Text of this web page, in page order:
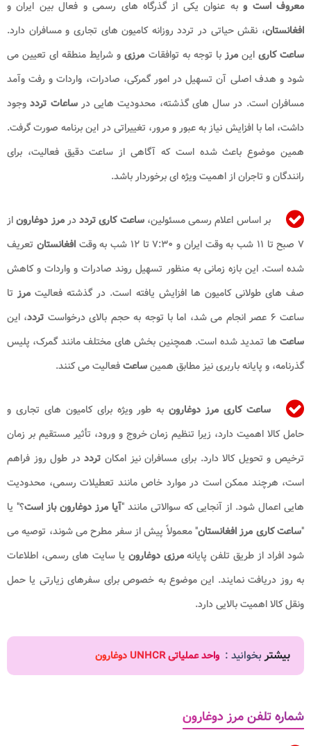
معروف است وبه عنوان یکی از گذرگاه های رسمی و فعال بین ایران و
افغانستان، نقش حیاتی در تردد روزانه کامیون های تجاری و مسافران دارد.
ساعت کاری اینمرزبا توجه به توافقات مرزی و شرایط منطقه ای تعیین می
شود و هدف اصلی آن تسهیل در امور گمرکی، صادرات، واردات و رفت وآمد
مسافران است. در سال های گذشته، محدودیت هایی درساعات تردد وجود
داشت، اما با افزایش نیاز به عبور و مرور، تغییراتی در این برنامه صورت گرفت.
همین موضوع باعث شده است که آگاهی از ساعت دقیق فعالیت، برای
رانندگان و تاجران از اهمیت ویژه ای برخوردار باشد.
بر اساس اعلام رسمی مسئولین،ساعت کاری تردددرمرز دوغاروناز
۷ صبح تا ۱۱ شب به وقت ایران و ۷:۳۰ تا ۱۲ شب به وقت
افغانستان تعریف
شده است. این بازه زمانی به منظور تسهیل روند صادرات و واردات و کاهش
صف های طولانی کامیون ها افزایش یافته است. در گذشته فعالیت مرز تا
ساعت ۶ عصر انجام می شد، اما با توجه به حجم بالای درخواست
تردد، این
ساعت ها تمدید شده است. همچنین بخش های مختلف مانند گمرک، پلیس
گذرنامه، و پایانه باربری نیز مطابق همینساعتفعالیت می کنند.
ساعت کاری مرز دوغارونبه طور ویژه برای کامیون های تجاری و
حامل کالا اهمیت دارد، زیرا تنظیم زمان خروج و ورود، تأثیر مستقیم بر زمان
ترخیص و تحویل کالا دارد. برای مسافران نیز امکان تردددر طول روز فراهم
است، هرچند ممکن است در موارد خاص مانند تعطیلات رسمی، محدودیت
هایی اعمال شود. از آنجایی که سوالاتی مانند "آیا مرز دوغارون باز است؟" یا
"ساعت کاری مرز افغانستان" معمولاً پیش از سفر مطرح می شوند، توصیه می
شود افراد از طریق تلفن پایانهمرزی دوغارون یا سایت های رسمی، اطلاعات
به روز دریافت نمایند. این موضوع به خصوص برای سفرهای زیارتی یا حمل
ونقل کالا اهمیت بالایی دارد.
بیشتر بخوانید : واحد عملیاتی UNHCR دوغارون
شماره تلفن مرز دوغارون